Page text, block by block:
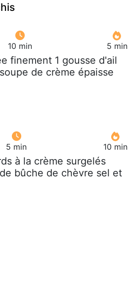
10 min 5 min
finement 1 gousse d'ail
de crème épaisse
5 min 10 min
à la crème surgelés
bûche de chèvre sel et